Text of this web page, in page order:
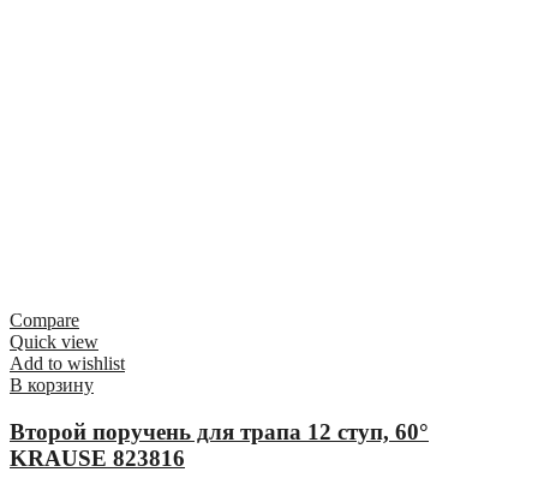
Compare
Quick view
Add to wishlist
В корзину
Второй поручень для трапа 12 ступ, 60°
KRAUSE 823816